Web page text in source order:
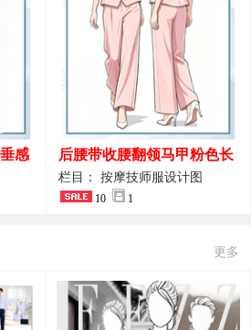
感
礼
后腰带收腰翻领马甲粉色长
裤套装 美容门店前台主管精
致高级工装
栏目： 按摩技师服设计图
10 1
更多